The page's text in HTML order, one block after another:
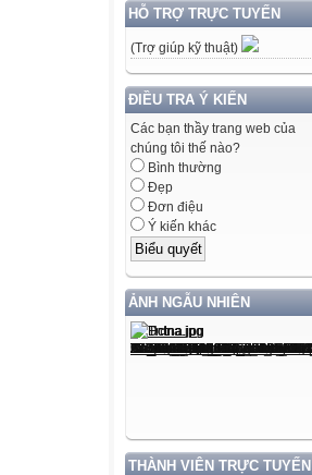
HỖ TRỢ TRỰC TUYẾN
(Trợ giúp kỹ thuật)
ĐIỀU TRA Ý KIẾN
Các bạn thầy trang web của
chúng tôi thế nào?
Bình thường
Đẹp
Đơn điệu
Ý kiến khác
ẢNH NGẪU NHIÊN
THÀNH VIÊN TRỰC TUYẾN